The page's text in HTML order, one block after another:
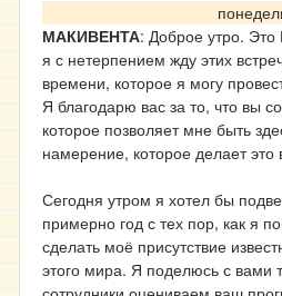
МАКИВЕНТА: Доброе утро.
я с нетерпением жду этих
времени, которое я могу
Я благодарю вас за то, что вы
которое позволяет мне быть
намерение, которое делает
Сегодня утром я хотел бы
примерно год с тех пор, как я
сделать моё присутствие
этого мира. Я поделюсь с вами